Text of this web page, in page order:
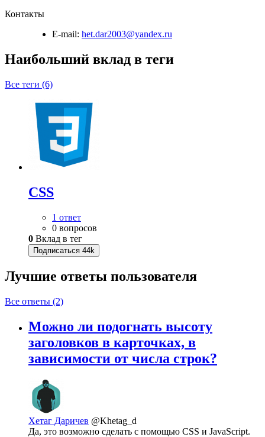
Контакты
E-mail: het.dar2003@yandex.ru
Наибольший вклад в теги
Все теги (6)
CSS
1 ответ
0 вопросов
0 Вклад в тег
Подписаться 44k
Лучшие ответы пользователя
Все ответы (2)
Можно ли подогнать высоту
заголовков в карточках, в
зависимости от числа строк?
Хетаг Даричев @Khetag_d
Да, это возможно сделать с помощью CSS и JavaScript.